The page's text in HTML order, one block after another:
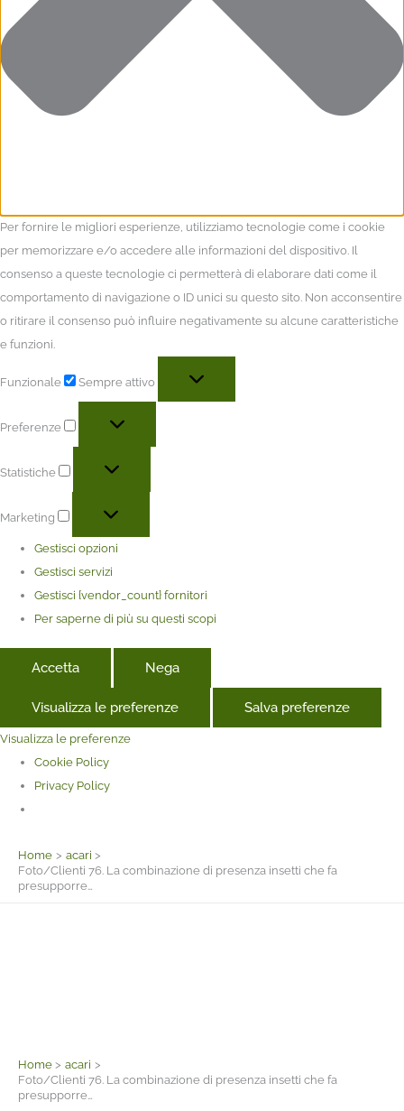
Per fornire le migliori esperienze, utilizziamo tecnologie come i cookie
per memorizzare e/o accedere alle informazioni del dispositivo. Il
consenso a queste tecnologie ci permetterà di elaborare dati come il
comportamento di navigazione o ID unici su questo sito. Non acconsentire
o ritirare il consenso può influire negativamente su alcune caratteristiche
e funzioni.
Funzionale Sempre attivo
Preferenze
Statistiche
Marketing
Gestisci opzioni
Gestisci servizi
Gestisci {vendor_count} fornitori
Per saperne di più su questi scopi
Accetta Nega
Visualizza le preferenze Salva preferenze
Visualizza le preferenze
Cookie Policy
Privacy Policy
Home
acari
Foto/Clienti 76. La combinazione di presenza insetti che fa
presupporre…
Home
acari
Foto/Clienti 76. La combinazione di presenza insetti che fa
presupporre…